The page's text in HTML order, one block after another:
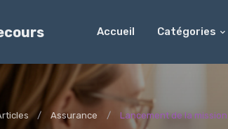
Accueil Catégories
Assurance Lancement de la